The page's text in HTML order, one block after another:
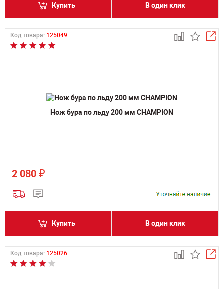
Купить В один клик
Код товара: 125049
Нож бура по льду 200 мм CHAMPION
2 080 ₽
Купить В один клик
Код товара: 125026